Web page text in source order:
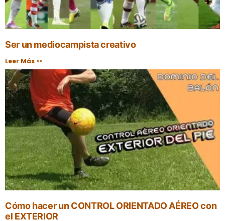
Ser un mediocampista creativo
Leer Más >>
Cómo hacer un CONTROL ORIENTADO AÉREO con
el EXTERIOR